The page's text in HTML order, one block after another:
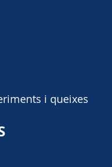
i queixes